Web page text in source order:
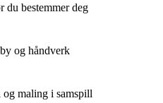
du bestemmer deg
og håndverk
og maling i samspill